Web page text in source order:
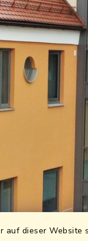
auf dieser